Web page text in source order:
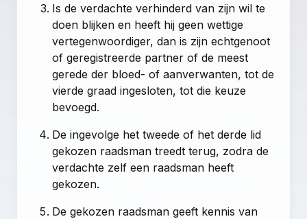
Is de verdachte verhinderd van zijn wil te
doen blijken en heeft hij geen wettige
vertegenwoordiger, dan is zijn echtgenoot
of geregistreerde partner of de meest
gerede der bloed- of aanverwanten, tot de
vierde graad ingesloten, tot die keuze
bevoegd.
De ingevolge het tweede of het derde lid
gekozen raadsman treedt terug, zodra de
verdachte zelf een raadsman heeft
gekozen.
De gekozen raadsman geeft kennis van